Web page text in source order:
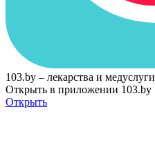
103.by – лекарства и медуслуги
Открыть в приложении 103.by
Открыть